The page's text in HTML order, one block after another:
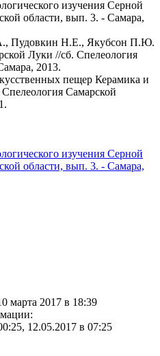
изучения Серной
области, вып. 3. - Самара,
Пудовкин Н.Е., Якубсон П.Ю.
Луки //сб. Спелеология
2013.
пещер Керамика и
Самарской
изучения Серной
области, вып. 3. - Самара,
марта 2017 в 18:39
12.05.2017 в 07:25